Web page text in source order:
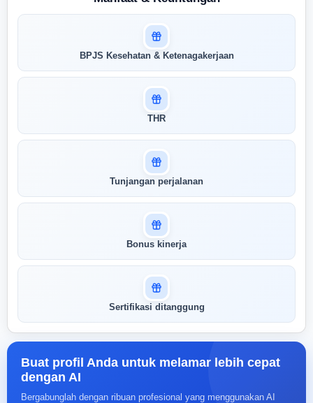
Masuk untuk melihat skor
pertandingan AI Anda
menunjukkan seberapa cocok keahlian
Anda dengan peran ini
BPJS Kesehatan & Ketenagakerjaan
THR
Tunjangan perjalanan
Bonus kinerja
Sertifikasi ditanggung
Buat profil Anda untuk melamar lebih cepat
dengan AI
Bergabunglah dengan ribuan profesional yang menggunakan AI